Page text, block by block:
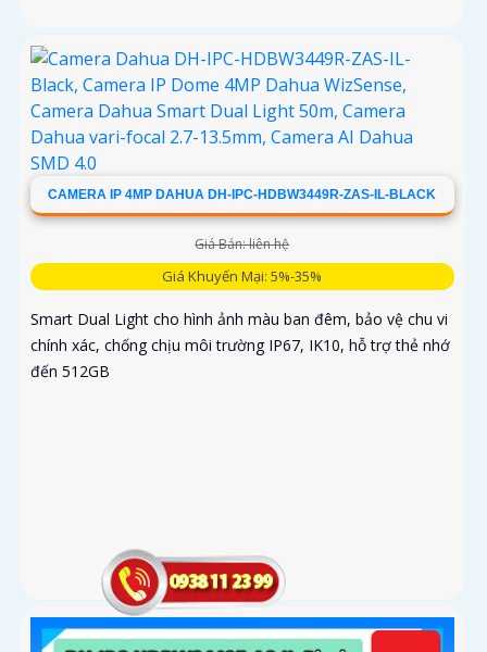
CAMERA IP 4MP DAHUA DH-IPC-HDBW3449R-ZAS-IL-BLACK
Giá Bán: liên hệ
Giá Khuyến Mại: 5%-35%
Smart Dual Light cho hình ảnh màu ban đêm, bảo vệ chu vi
chính xác, chống chịu môi trường IP67, IK10, hỗ trợ thẻ nhớ
đến 512GB